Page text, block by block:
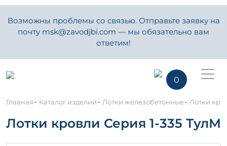
Возможны проблемы со связью. Отправьте заявку на
почту msk@zavodjbi.com — мы обязательно вам
ответим!
0
Главная- Каталог изделий- Лотки железобетонные- Лотки
Лотки кровли Серия 1-335 ТулМ